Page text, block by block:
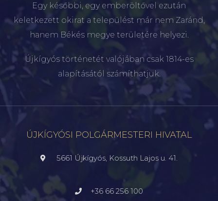
Egy későbbi, egy emberöltővel ezután
keletkezett okirat a települést már nem Zaránd,
hanem Békés megye területére helyezi.
Újkígyós történetét valójában csak 1814-es
alapításától számíthatjuk.
ÚJKÍGYÓSI POLGÁRMESTERI HIVATAL
5661 Újkígyós, Kossuth Lajos u. 41.
+36 66 256 100